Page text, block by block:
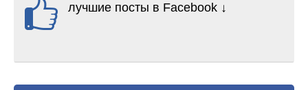
лучшие посты в Facebook ↓